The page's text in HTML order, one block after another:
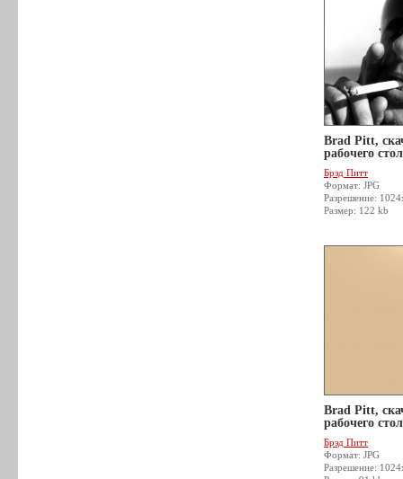
Brad Pitt,
рабочего
Брэд Питт
Формат: JPG
Разрешение:
Размер: 122 kb
Brad Pitt,
рабочего
Брэд Питт
Формат: JPG
Разрешение: